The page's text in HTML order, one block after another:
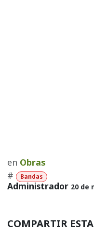
en Obras
#
Bandas
Administrador 20 de
COMPARTIR